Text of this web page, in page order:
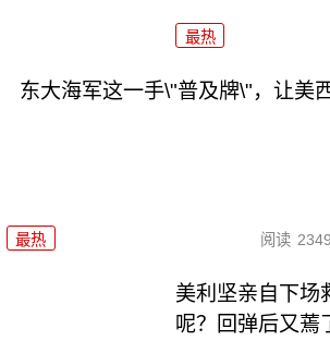
最热
东大海军这一手\"普及牌\"，让美
最热 阅读
美利坚亲自下场
呢？回弹后又蔫